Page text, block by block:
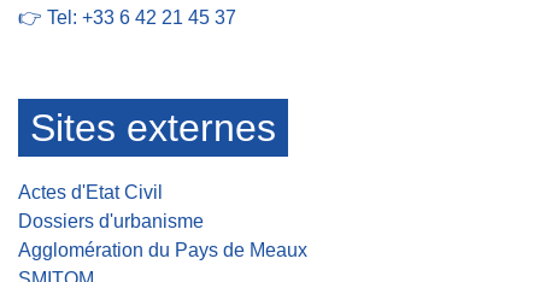
👉 Tel: +33 6 42 21 45 37
Sites externes
Actes d'Etat Civil
Dossiers d'urbanisme
Agglomération du Pays de Meaux